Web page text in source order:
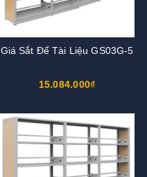
Giá Sắt Để Tài Liệu GS03G-5
15.084.000₫